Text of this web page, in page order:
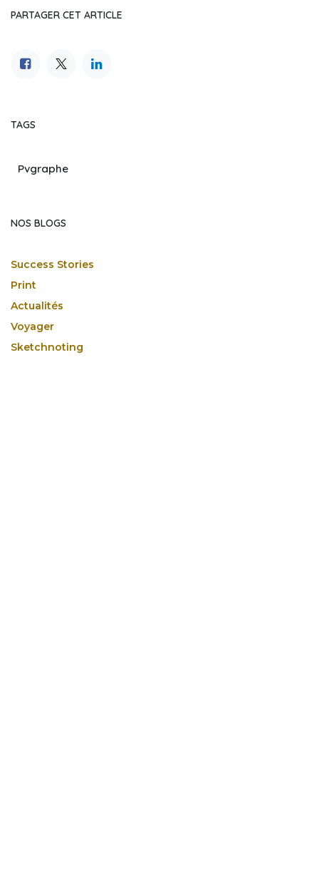
PARTAGER CET ARTICLE
TAGS
Pvgraphe
NOS BLOGS
Success Stories
Print
Actualités
Voyager
Sketchnoting